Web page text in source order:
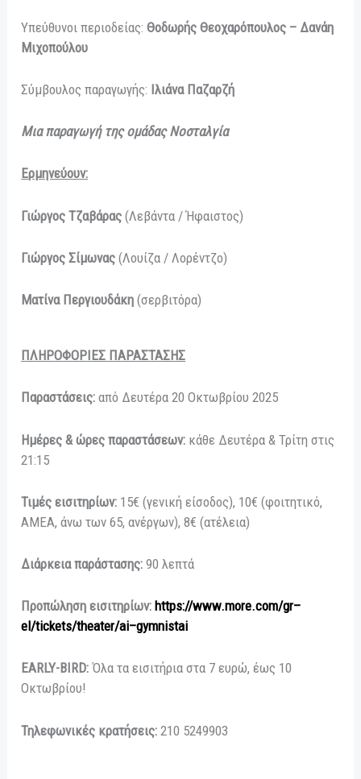
Υπεύθυνοι περιοδείας:Θοδωρής Θεοχαρόπουλος – Δανάη
Μιχοπούλου
Σύμβουλος παραγωγής: Ιλιάνα Παζαρζή
Μια παραγωγή της ομάδας Νοσταλγία
Ερμηνεύουν:
Γιώργος Τζαβάρας (Λεβάντα / Ήφαιστος)
Γιώργος Σίμωνας (Λουίζα / Λορέντζο)
Ματίνα Περγιουδάκη (σερβιτόρα)
ΠΛΗΡΟΦΟΡΙΕΣ ΠΑΡΑΣΤΑΣΗΣ
Παραστάσεις:από Δευτέρα 20 Οκτωβρίου 2025
Ημέρες & ώρες παραστάσεων: κάθε Δευτέρα & Τρίτη στις
21:15
Τιμές εισιτηρίων: 15€ (γενική είσοδος), 10€ (φοιτητικό,
ΑΜΕΑ, άνω των 65, ανέργων), 8€ (ατέλεια)
Διάρκεια παράστασης:90 λεπτά
Προπώληση εισιτηρίων:https://www.more.com/gr–
el/tickets/theater/ai–gymnistai
EARLY-BIRD: Όλα τα εισιτήρια στα 7 ευρώ, έως 10
Οκτωβρίου!
Τηλεφωνικές κρατήσεις: 210 5249903